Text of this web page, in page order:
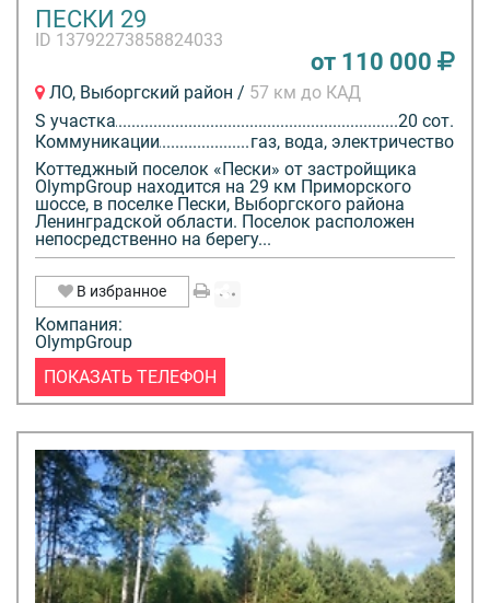
ПЕСКИ 29
ID 13792273858824033
от 110 000
ЛО, Выборгский район / 57 км до КАД
S участка
20 сот.
Коммуникации
газ, вода, электричество
Коттеджный поселок «Пески» от застройщика
OlympGroup находится на 29 км Приморского
шоссе, в поселке Пески, Выборгского района
Ленинградской области. Поселок расположен
непосредственно на берегу...
В избранное
Компания:
OlympGroup
ПОКАЗАТЬ ТЕЛЕФОН